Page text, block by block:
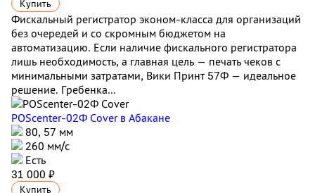
Купить
Фискальный регистратор эконом-класса для организаций
без очередей и со скромным бюджетом на
автоматизацию. Если наличие фискального регистратора
лишь необходимость, а главная цель — печать чеков с
минимальными затратами, Вики Принт 57Ф — идеальное
решение. Гребенка...
POScenter-02Ф Cover в Абакане
80, 57 мм
260 мм/с
Есть
31 000 ₽
Купить